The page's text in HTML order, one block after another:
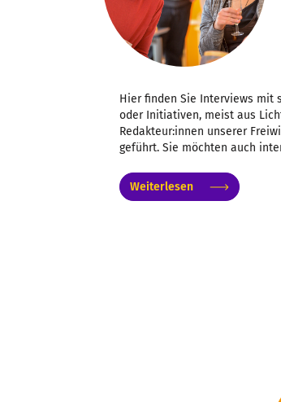
Hier finden Sie Interviews mit
oder Initiativen, meist aus
Redakteur:innen unserer
geführt. Sie möchten auch
Weiterlesen